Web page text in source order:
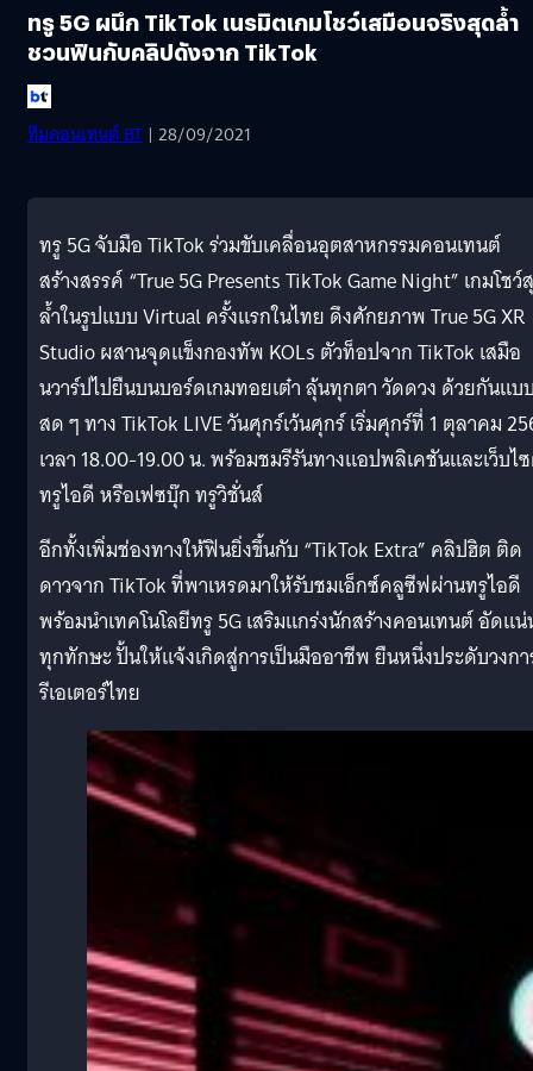
ทรู 5G ผนึก TikTok เนรมิตเกมโชว์เสมือนจริงสุดล้ำ
ชวนฟินกับคลิปดังจาก TikTok
ทีมคอนเทนต์ BT | 28/09/2021
ทรู 5G จับมือ TikTok ร่วมขับเคลื่อนอุตสาหกรรมคอนเทนต์
สร้างสรรค์ “True 5G Presents TikTok Game Night” เกมโชว์
ล้ำในรูปแบบ Virtual ครั้งแรกในไทย ดึงศักยภาพ True 5G XR
Studio ผสานจุดแข็งกองทัพ KOLs ตัวท็อปจาก TikTok เสมือ
นวาร์ปไปยืนบนบอร์ดเกมทอยเต๋า ลุ้นทุกตา วัดดวง ด้วยกันแบ
สด ๆ ทาง TikTok LIVE วันศุกร์เว้นศุกร์ เริ่มศุกร์ที่ 1 ตุลาคม
เวลา 18.00-19.00 น. พร้อมชมรีรันทางแอปพลิเคชันและเว็บไ
ทรูไอดี หรือเฟซบุ๊ก ทรูวิชั่นส์
อีกทั้งเพิ่มช่องทางให้ฟินยิ่งขึ้นกับ “TikTok Extra” คลิปฮิต ติด
ดาวจาก TikTok ที่พาเหรดมาให้รับชมเอ็กซ์คลูซีฟผ่านทรูไอดี
พร้อมนำเทคโนโลยีทรู 5G เสริมแกร่งนักสร้างคอนเทนต์ อัดแ
ทุกทักษะ ปั้นให้แจ้งเกิดสู่การเป็นมืออาชีพ ยืนหนึ่งประดับวงก
รีเอเตอร์ไทย